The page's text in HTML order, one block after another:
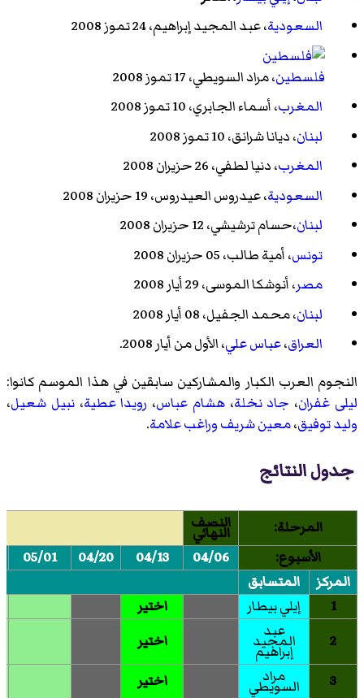
السعودية، عبد المجيد إبراهيم، 24 تموز 2008
فلسطين،مراد السويطي، 17 تموز 2008
المغرب،أسماء الجابري، 10 تموز 2008
لبنان،ديانا شرانق، 10 تموز 2008
المغرب،دنيا لطفي، 26 حزيران 2008
السعودية،عيدروس العيدروس، 19 حزيران 2008
لبنان،حسام ترشيشي، 12 حزيران 2008
تونس،أمية طالب، 05 حزيران 2008
مصر،أنوشكا الموسى، 29 أيار 2008
لبنان،محمد الجفيل، 08 أيار 2008
العراق،عباس علي، الأول من أيار 2008.
النجوم العرب الكبار والمشاركين سابقين في هذا الموسم كانوا:
ليلى غفران، جاد نخلة،هشام عباس، رويدا عطية،نبيل شعيل،
وليد توفيق،معين شريفوراغب علامة.
جدول النتائج
المرحلة: النصف
النهائي
الأسبوع:
04/06
04/13
04/20
05/01
المركز
المتسابق
1
إيلي بيطار
اختير
2
عبد
المجيد
إبراهيم
اختير
3
مراد
السويطي
اختير